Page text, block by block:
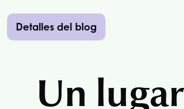
Detalles del blog
Un lugar